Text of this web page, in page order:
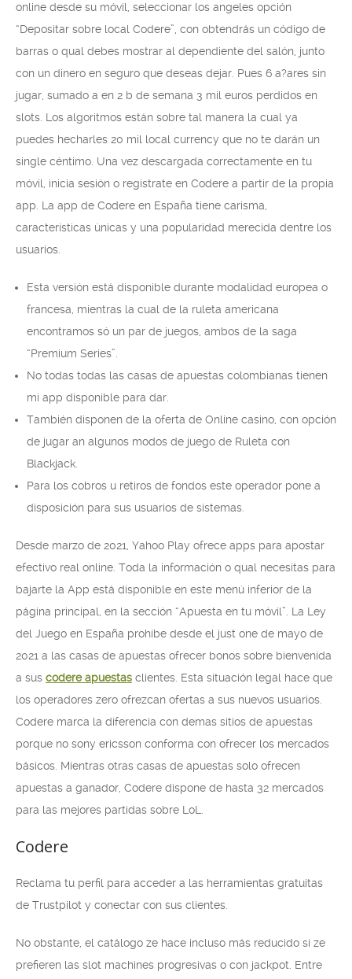
online desde su móvil, seleccionar los angeles opción
“Depositar sobre local Codere”, con obtendrás un código de
barras o qual debes mostrar al dependiente del salón, junto
con un dinero en seguro que deseas dejar. Pues 6 a?ares sin
jugar, sumado a en 2 b de semana 3 mil euros perdidos en
slots. Los algoritmos están sobre tal manera la cual ya
puedes hecharles 20 mil local currency que no te darán un
single céntimo. Una vez descargada correctamente en tu
móvil, inicia sesión o regístrate en Codere a partir de la propia
app. La app de Codere en España tiene carisma,
características únicas y una popularidad merecida dentre los
usuarios.
Esta versión está disponible durante modalidad europea o
francesa, mientras la cual de la ruleta americana
encontramos só un par de juegos, ambos de la saga
“Premium Series”.
No todas todas las casas de apuestas colombianas tienen
mi app disponible para dar.
También disponen de la oferta de Online casino, con opción
de jugar an algunos modos de juego de Ruleta con
Blackjack.
Para los cobros u retiros de fondos este operador pone a
disposición para sus usuarios de sistemas.
Desde marzo de 2021, Yahoo Play ofrece apps para apostar
efectivo real online. Toda la información o qual necesitas para
bajarte la App está disponible en este menú inferior de la
página principal, en la sección “Apuesta en tu móvil”. La Ley
del Juego en España prohíbe desde el just one de mayo de
2021 a las casas de apuestas ofrecer bonos sobre bienvenida
a sus codere apuestas clientes. Esta situación legal hace que
los operadores zero ofrezcan ofertas a sus nuevos usuarios.
Codere marca la diferencia con demas sitios de apuestas
porque no sony ericsson conforma con ofrecer los mercados
básicos. Mientras otras casas de apuestas solo ofrecen
apuestas a ganador, Codere dispone de hasta 32 mercados
para las mejores partidas sobre LoL.
Codere
Reclama tu perfil para acceder a las herramientas gratuitas
de Trustpilot y conectar con sus clientes.
No obstante, el catálogo ze hace incluso más reducido si ze
prefieren las slot machines progresivas o con jackpot. Entre